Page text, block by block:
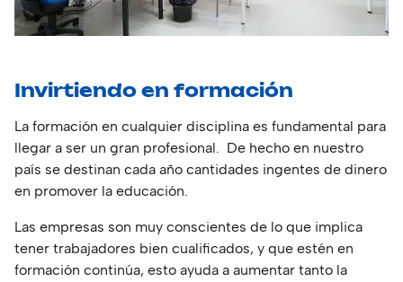
Invirtiendo en formación
La formación en cualquier disciplina es fundamental para
llegar a ser un gran profesional. De hecho en nuestro
país se destinan cada año cantidades ingentes de dinero
en promover la educación.
Las empresas son muy conscientes de lo que implica
tener trabajadores bien cualificados, y que estén en
formación continúa, esto ayuda a aumentar tanto la